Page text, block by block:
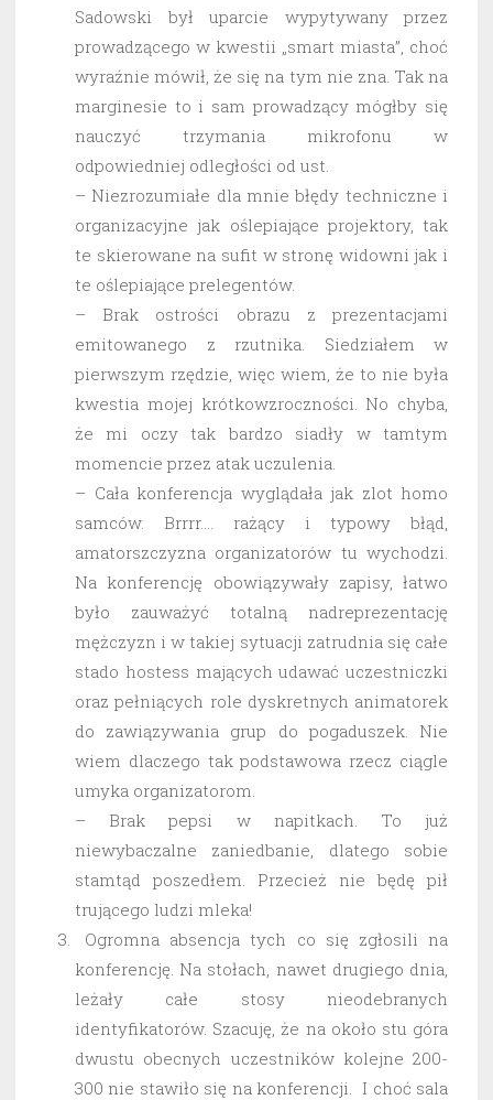
Sadowski był uparcie wypytywany przez
prowadzącego w kwestii „smart miasta”, choć
wyraźnie mówił, że się na tym nie zna. Tak na
marginesie to i sam prowadzący mógłby się
nauczyć trzymania mikrofonu w
odpowiedniej odległości od ust.
– Niezrozumiałe dla mnie błędy techniczne i
organizacyjne jak oślepiające projektory, tak
te skierowane na sufit w stronę widowni jak i
te oślepiające prelegentów.
– Brak ostrości obrazu z prezentacjami
emitowanego z rzutnika. Siedziałem w
pierwszym rzędzie, więc wiem, że to nie była
kwestia mojej krótkowzroczności. No chyba,
że mi oczy tak bardzo siadły w tamtym
momencie przez atak uczulenia.
– Cała konferencja wyglądała jak zlot homo
samców. Brrrr…. rażący i typowy błąd,
amatorszczyzna organizatorów tu wychodzi.
Na konferencję obowiązywały zapisy, łatwo
było zauważyć totalną nadreprezentację
mężczyzn i w takiej sytuacji zatrudnia się całe
stado hostess mających udawać uczestniczki
oraz pełniących role dyskretnych animatorek
do zawiązywania grup do pogaduszek. Nie
wiem dlaczego tak podstawowa rzecz ciągle
umyka organizatorom.
– Brak pepsi w napitkach. To już
niewybaczalne zaniedbanie, dlatego sobie
stamtąd poszedłem. Przecież nie będę pił
trującego ludzi mleka!
Ogromna absencja tych co się zgłosili na
konferencję. Na stołach, nawet drugiego dnia,
leżały całe stosy nieodebranych
identyfikatorów. Szacuję, że na około stu góra
dwustu obecnych uczestników kolejne 200-
300 nie stawiło się na konferencji. I choć sala